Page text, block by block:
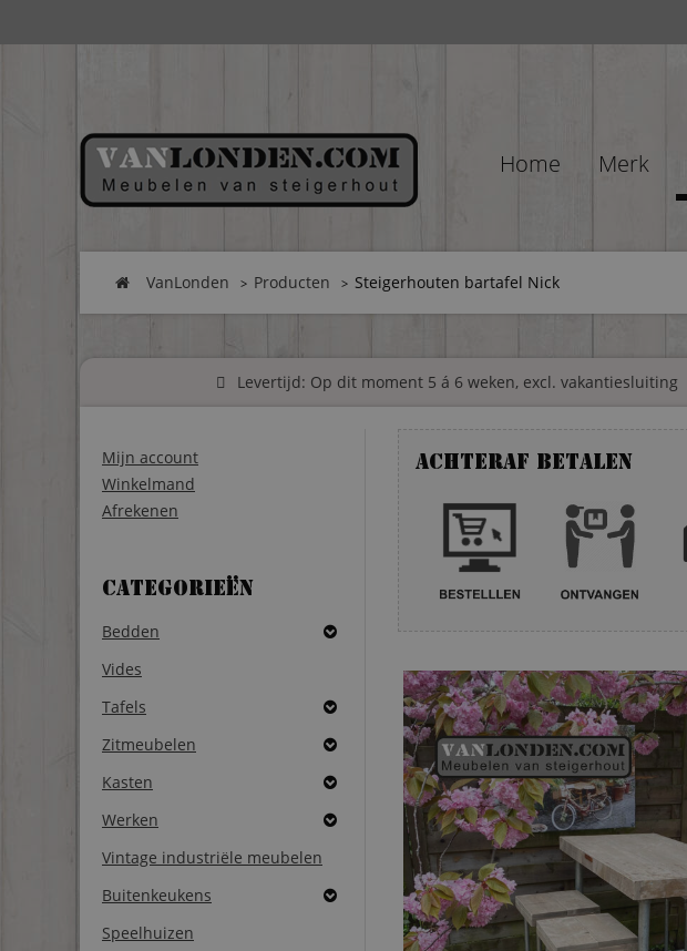
Home Merk
VanLonden Producten Steigerhouten bartafel Nick
Levertijd: Op dit moment 5 á 6 weken, excl. vakantiesluiting
Mijn account
Winkelmand
Afrekenen
Categorieën
Bedden
Vides
Tafels
Zitmeubelen
Kasten
Werken
Vintage industriële meubelen
Buitenkeukens
Speelhuizen
Achteraf betalen